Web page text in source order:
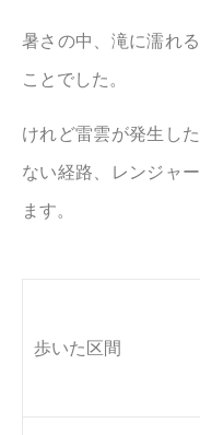
暑さの中、滝に濡れ
ことでした。
けれど雷雲が発生し
ない経路、レンジャ
ます。
歩いた区間